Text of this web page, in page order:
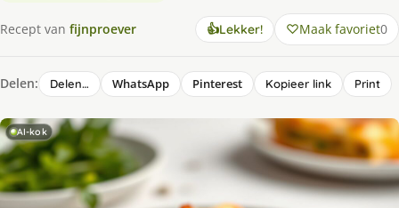
Recept van fijnproever 👍Lekker! Maak favoriet0
Delen: Delen… WhatsApp Pinterest Kopieer link Print
AI-kok